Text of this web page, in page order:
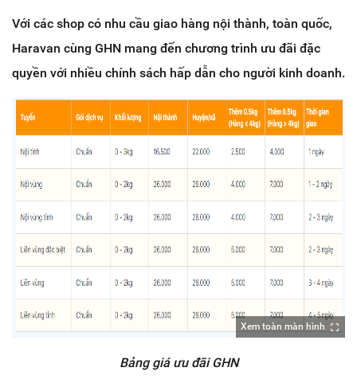
Với các shop có nhu cầu giao hàng nội thành, toàn quốc,
Haravan cùng GHN mang đến chương trình ưu đãi đặc
quyền với nhiều chính sách hấp dẫn cho người kinh doanh.
Xem toàn màn hình
Bảng giá ưu đãi GHN